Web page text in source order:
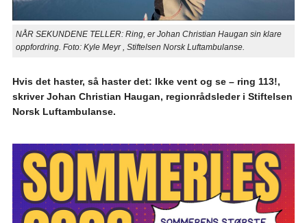
NÅR SEKUNDENE TELLER: Ring, er Johan Christian Haugan sin klare
oppfordring. Foto: Kyle Meyr , Stiftelsen Norsk Luftambulanse.
Hvis det haster, så haster det: Ikke vent og se – ring 113!,
skriver Johan Christian Haugan, regionrådsleder i Stiftelsen
Norsk Luftambulanse.